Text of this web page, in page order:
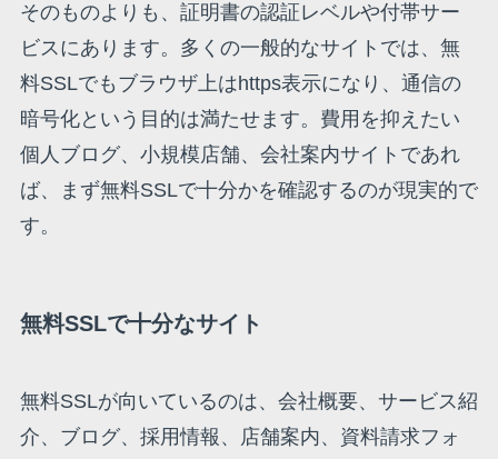
そのものよりも、証明書の認証レベルや付帯サー
ビスにあります。多くの一般的なサイトでは、無
料SSLでもブラウザ上はhttps表示になり、通信の
暗号化という目的は満たせます。費用を抑えたい
個人ブログ、小規模店舗、会社案内サイトであれ
ば、まず無料SSLで十分かを確認するのが現実的で
す。
無料SSLで十分なサイト
無料SSLが向いているのは、会社概要、サービス紹
介、ブログ、採用情報、店舗案内、資料請求フォ